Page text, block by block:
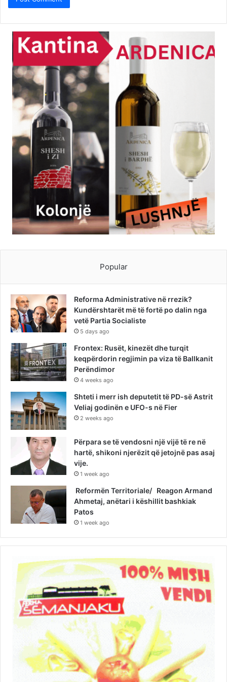
Popular
Reforma Administrative në rrezik?
Kundërshtarët më të fortë po dalin nga
vetë Partia Socialiste
5 days ago
Frontex: Rusët, kinezët dhe turqit
keqpërdorin regjimin pa viza të Ballkanit
Perëndimor
4 weeks ago
Shteti i merr ish deputetit të PD-së Astrit
Veliaj godinën e UFO-s në Fier
2 weeks ago
Përpara se të vendosni një vijë të re në
hartë, shikoni njerëzit që jetojnë pas asaj
vije.
1 week ago
Reformën Territoriale/ Reagon Armand
Ahmetaj, anëtari i këshillit bashkiak
Patos
1 week ago